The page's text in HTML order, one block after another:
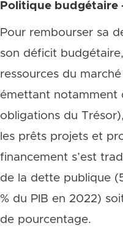
Politique budgétaire
Pour rembourser sa
son déficit
ressources du
émettant notamment
obligations du
les prêts projets et
financement s’est
de la dette publique
% du PIB en 2022)
de pourcentage.